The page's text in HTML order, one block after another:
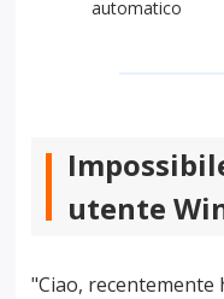
automatico
utente
"Ciao,